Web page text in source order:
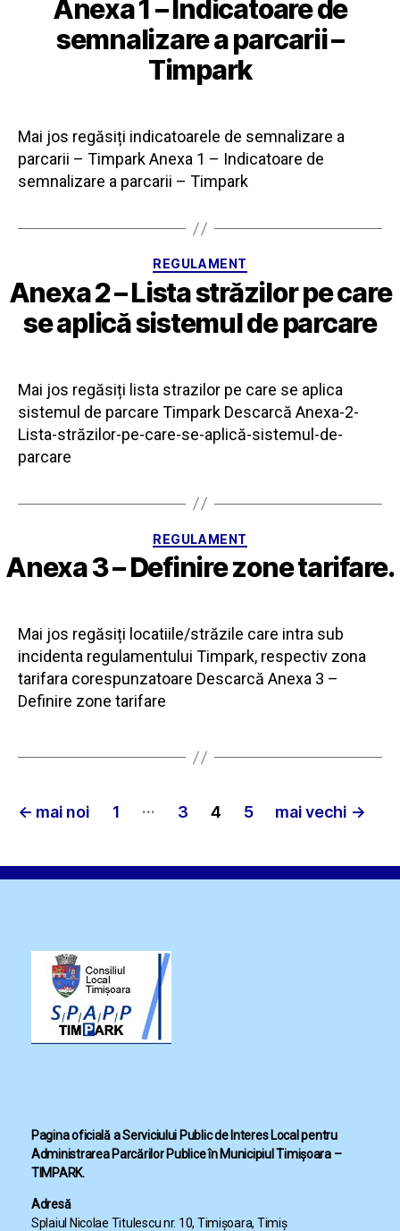
Anexa 1 – Indicatoare de
semnalizare a parcarii –
Timpark
Mai jos regăsiți indicatoarele de semnalizare a
parcarii – Timpark Anexa 1 – Indicatoare de
semnalizare a parcarii – Timpark
Categorii
REGULAMENT
Anexa 2 – Lista străzilor pe care
se aplică sistemul de parcare
Mai jos regăsiți lista strazilor pe care se aplica
sistemul de parcare Timpark Descarcă Anexa-2-
Lista-străzilor-pe-care-se-aplică-sistemul-de-
parcare
Categorii
REGULAMENT
Anexa 3 – Definire zone tarifare.
Mai jos regăsiți locatiile/străzile care intra sub
incidenta regulamentului Timpark, respectiv zona
tarifara corespunzatoare Descarcă Anexa 3 –
Definire zone tarifare
Paginație
← mai noi 1 … 3 4 5 mai vechi →
Pagina oficială a Serviciului Public de Interes Local pentru
Administrarea Parcărilor Publice în Municipiul Timișoara –
TIMPARK.
Adresă
Splaiul Nicolae Titulescu nr. 10, Timișoara, Timiș